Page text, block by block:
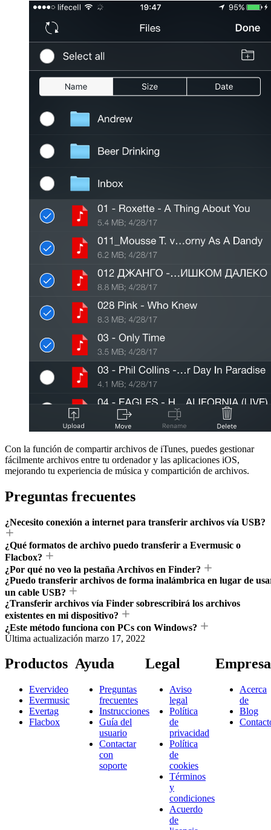
Con la función de compartir archivos de iTunes, puedes gestionar
fácilmente archivos entre tu ordenador y las aplicaciones iOS,
mejorando tu experiencia de música y compartición de archivos.
Preguntas frecuentes
¿Necesito conexión a internet para transferir archivos vía USB?
¿Qué formatos de archivo puedo transferir a Evermusic o
Flacbox?
¿Por qué no veo la pestaña Archivos en Finder?
¿Puedo transferir archivos de forma inalámbrica en lugar de
un cable USB?
¿Transferir archivos vía Finder sobrescribirá los archivos
existentes en mi dispositivo?
¿Este método funciona con PCs con Windows?
Última actualización marzo 17, 2022
Productos
Evervideo
Evermusic
Evertag
Flacbox
Ayuda
Preguntas
frecuentes
Instrucciones
Guía del
usuario
Contactar
con
soporte
Legal
Aviso
legal
Política
de
privacidad
Política
de
cookies
Términos
y
condiciones
Acuerdo
de
Empresa
Acerca
de
Blog